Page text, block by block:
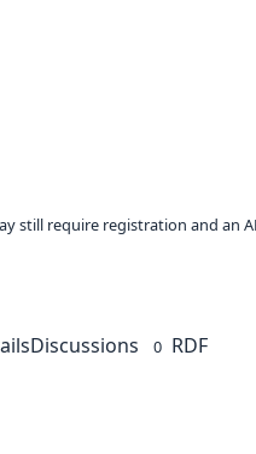
still require registration and an
Discussions 0 RDF